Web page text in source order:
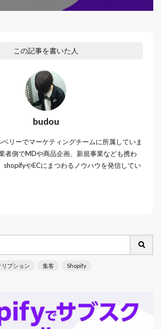
この記事を書いた人
budou
リーでマーケティングチームに所属していま
者側でMDや商品企画、新規事業なども携わ
shopifyやECにまつわるノウハウを発信してい
プション 集客 Shopify